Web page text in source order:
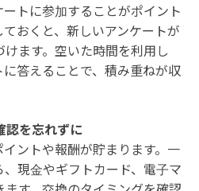
ートに参加することがポイント
おくと、新しいアンケートが
ます。空いた時間を利用し
答えることで、積み重ねが収
認を忘れずに
ントや報酬が貯まります。一
現金やギフトカード、電子マ